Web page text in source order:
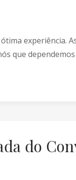
experiência.
que
do